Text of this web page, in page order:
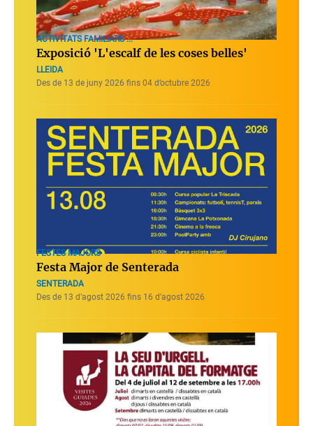
ACTIVITATS FAMILIARS ...
Exposició 'L'escalf de les coses belles'
LLEIDA
Des de 13 de juny 2026 fins 04 d’octubre 2026
FESTES MAJORS
Festa Major de Senterada
SENTERADA
Des de 13 d’agost 2026 fins 16 d’agost 2026